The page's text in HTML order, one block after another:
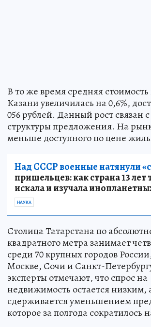
В то же время средняя
Казани увеличилась на 0,6%,
056 рублей. Данный рост связан
структуры предложения. На
меньше доступного по цене
Над СССР военные натянули
пришельцев: как страна 13 лет
искала и изучала
НАУКА
Столица Татарстана по
квадратного метра занимает
среди 70 крупных городов
Москве, Сочи и Санкт-
эксперты отмечают, что спрос на
недвижимость остается низким,
сдерживается уменьшением
которое за полгода сократилось